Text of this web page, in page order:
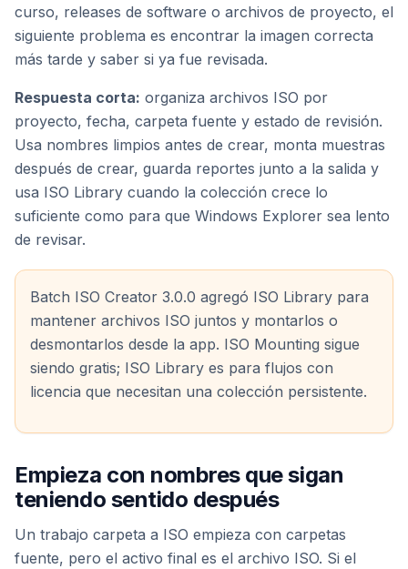
curso, releases de software o archivos de proyecto, el
siguiente problema es encontrar la imagen correcta
más tarde y saber si ya fue revisada.
Respuesta corta: organiza archivos ISO por
proyecto, fecha, carpeta fuente y estado de revisión.
Usa nombres limpios antes de crear, monta muestras
después de crear, guarda reportes junto a la salida y
usa ISO Library cuando la colección crece lo
suficiente como para que Windows Explorer sea lento
de revisar.
Batch ISO Creator 3.0.0 agregó ISO Library para
mantener archivos ISO juntos y montarlos o
desmontarlos desde la app. ISO Mounting sigue
siendo gratis; ISO Library es para flujos con
licencia que necesitan una colección persistente.
Empieza con nombres que sigan
teniendo sentido después
Un trabajo carpeta a ISO empieza con carpetas
fuente, pero el activo final es el archivo ISO. Si el